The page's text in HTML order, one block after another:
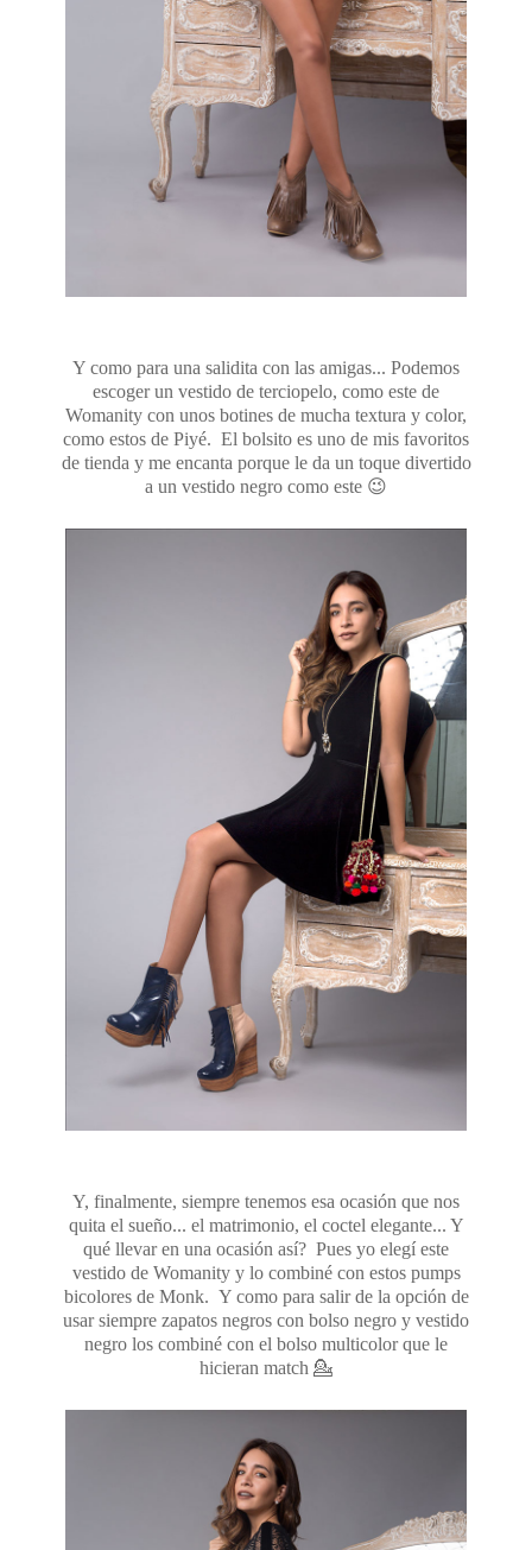
Y como para una salidita con las amigas... Podemos
escoger un vestido de terciopelo, como este de
Womanity con unos botines de mucha textura y color,
como estos de Piyé. El bolsito es uno de mis favoritos
de tienda y me encanta porque le da un toque divertido
a un vestido negro como este 😉
Y, finalmente, siempre tenemos esa ocasión que nos
quita el sueño... el matrimonio, el coctel elegante... Y
qué llevar en una ocasión así? Pues yo elegí este
vestido de Womanity y lo combiné con estos pumps
bicolores de Monk. Y como para salir de la opción de
usar siempre zapatos negros con bolso negro y vestido
negro los combiné con el bolso multicolor que le
hicieran match 💁